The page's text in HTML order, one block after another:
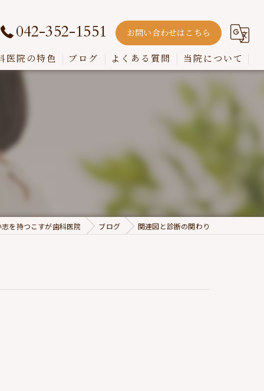
042-352-1551 お問い合わせはこちら
医院の特色 ブログ よくある質問 当院について
インプラント
入れ歯
歯周病
虫歯
を持つこすが歯科医院 ブログ 関連図と診断の関わり